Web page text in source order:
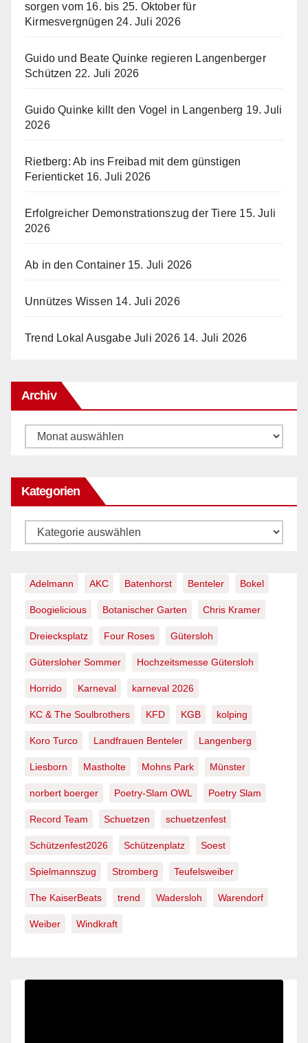
sorgen vom 16. bis 25. Oktober für
Kirmesvergnügen 24. Juli 2026
Guido und Beate Quinke regieren Langenberger
Schützen 22. Juli 2026
Guido Quinke killt den Vogel in Langenberg 19. Juli
2026
Rietberg: Ab ins Freibad mit dem günstigen
Ferienticket 16. Juli 2026
Erfolgreicher Demonstrationszug der Tiere 15. Juli
2026
Ab in den Container 15. Juli 2026
Unnützes Wissen 14. Juli 2026
Trend Lokal Ausgabe Juli 2026 14. Juli 2026
Archiv
Archiv
Kategorien
Kategorien
Adelmann AKC Batenhorst Benteler Bokel
Boogielicious Botanischer Garten Chris Kramer
Dreiecksplatz Four Roses Gütersloh
Gütersloher Sommer Hochzeitsmesse Gütersloh
Horrido Karneval karneval 2026
KC & The Soulbrothers KFD KGB kolping
Koro Turco Landfrauen Benteler Langenberg
Liesborn Mastholte Mohns Park Münster
norbert boerger Poetry-Slam OWL Poetry Slam
Record Team Schuetzen schuetzenfest
Schützenfest2026 Schützenplatz Soest
Spielmannszug Stromberg Teufelsweiber
The KaiserBeats trend Wadersloh Warendorf
Weiber Windkraft